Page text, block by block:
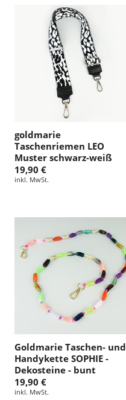
goldmarie
Taschenriemen LEO
Muster schwarz-weiß
19,90 €
inkl. MwSt.
Goldmarie Taschen- und
Handykette SOPHIE -
Dekosteine - bunt
19,90 €
inkl. MwSt.